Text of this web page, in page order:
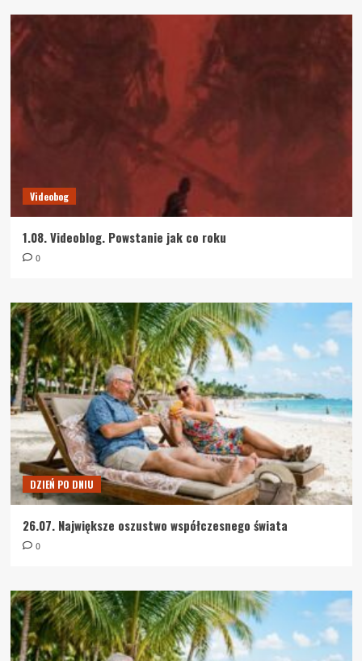
Videobog
1.08. Videoblog. Powstanie jak co roku
0
DZIEŃ PO DNIU
26.07. Największe oszustwo współczesnego świata
0